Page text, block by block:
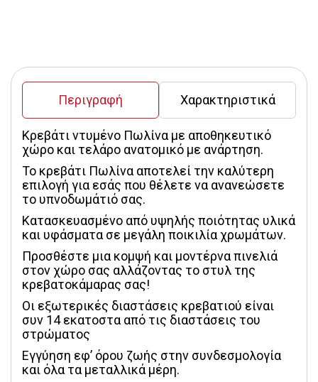
Περιγραφή Χαρακτηριστικά
Κρεβάτι ντυμένο Πωλίνα με αποθηκευτικό
χώρο και τελάρο ανατομικό με ανάρτηση.
Το κρεβάτι Πωλίνα αποτελεί την καλύτερη
επιλογή για εσάς που θέλετε να ανανεώσετε
το υπνοδωμάτιό σας.
Κατασκευασμένο από υψηλής ποιότητας υλικά
και υφάσματα σε μεγάλη ποικιλία χρωμάτων.
Προσθέστε μια κομψή και μοντέρνα πινελιά
στον χώρο σας αλλάζοντας το στυλ της
κρεβατοκάμαρας σας!
Οι εξωτερικές διαστάσεις κρεβατιού είναι
συν 14 εκατοστα από τις διαστάσεις του
στρώματος
Εγγύηση εφ’ όρου ζωής στην συνδεσμολογία
και όλα τα μεταλλικά μέρη.